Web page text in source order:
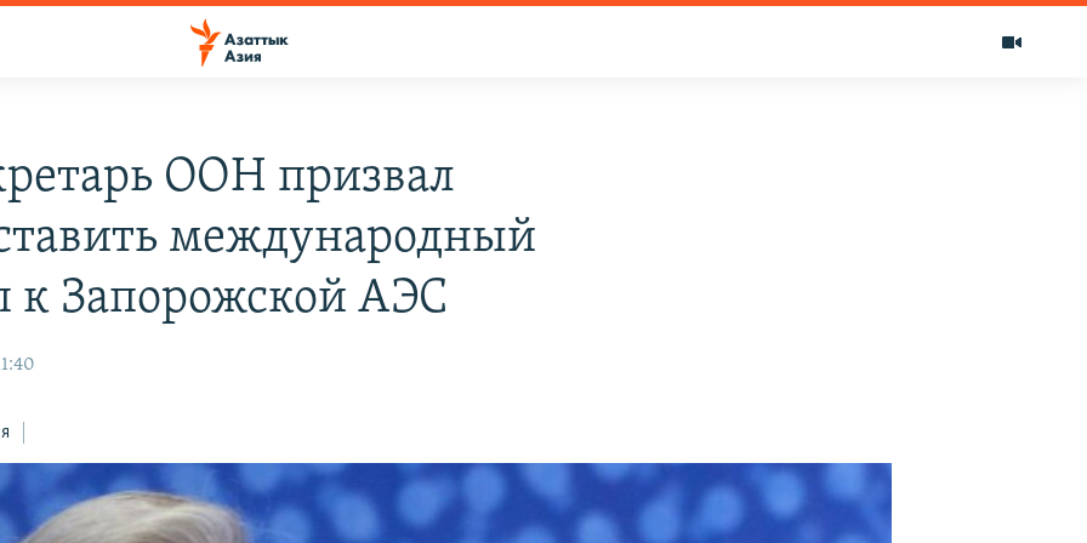
ООН призвал
международный
к Запорожской АЭС